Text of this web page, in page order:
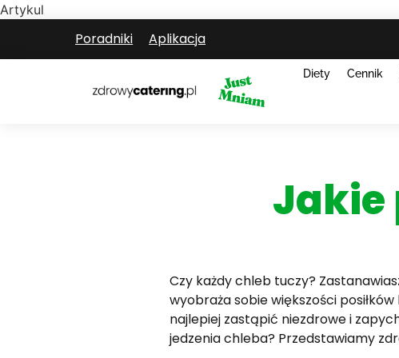
Artykul
Poradniki Aplikacja
Diety Cennik
Jakie
Czy każdy chleb tuczy?
wyobraża sobie większości
najlepiej zastąpić niezdrowe i
jedzenia chleba? Przedstawiamy